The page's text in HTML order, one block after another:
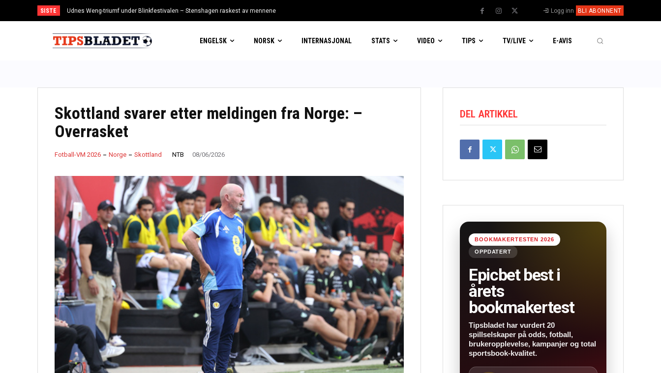
SISTE Udnes Weng-triumf under Blinkfestivalen – Stenshagen raskest av mennene
Spiss vender tilbake til Toppserien – leies ut til LSK Kvinner Logg inn BLI ABONNENT
ENGELSK NORSK INTERNASJONAL STATS VIDEO TIPS TV/LIVE E-AVIS
Skottland svarer etter meldingen fra Norge: –
Overrasket
Fotball-VM 2026 Norge Skottland NTB 08/06/2026
DEL ARTIKKEL
BOOKMAKERTESTEN 2026
OPPDATERT
Epicbet best i
årets
bookmakertest
Tipsbladet har vurdert 20
spillselskaper på odds, fotball,
brukeropplevelse, kampanjer og total
sportsbook-kvalitet.